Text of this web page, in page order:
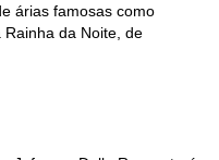
árias famosas como
Rainha da Noite, de